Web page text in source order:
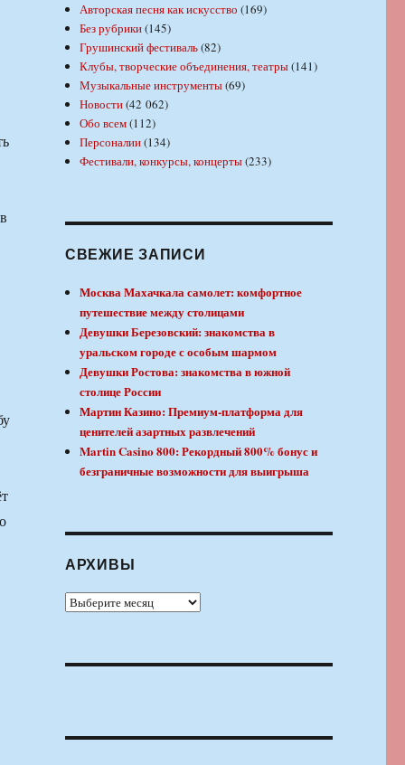
Авторская песня как искусство (169)
Без рубрики(145)
Грушинский фестиваль(82)
Клубы, творческие объединения, театры(141)
Музыкальные инструменты(69)
Новости(42 062)
Обо всем(112)
Персоналии(134)
Фестивали, конкурсы, концерты(233)
СВЕЖИЕ ЗАПИСИ
Москва Махачкала самолет: комфортное
путешествие между столицами
Девушки Березовский: знакомства в
уральском городе с особым шармом
Девушки Ростова: знакомства в южной
столице России
Мартин Казино: Премиум-платформа для
ценителей азартных развлечений
Martin Casino 800: Рекордный 800% бонус и
безграничные возможности для выигрыша
АРХИВЫ
Архивы